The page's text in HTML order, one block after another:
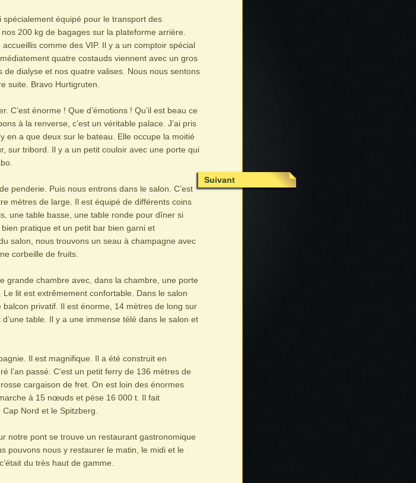
équipé pour le transport des
200 kg de bagages sur la plateforme arrière.
comme des VIP. Il y a un comptoir spécial
quatre costauds viennent avec un gros
dialyse et nos quatre valises. Nous nous sentons
suite. Bravo Hurtigruten.
C’est énorme ! Que d’émotions ! Qu’il est beau ce
à la renverse, c’est un véritable palace. J’ai pris
en a que deux sur le bateau. Elle occupe la moitié
sur tribord. Il y a un petit couloir avec une porte qui
penderie. Puis nous entrons dans le salon. C’est
mètres de large. Il est équipé de différents coins
une table basse, une table ronde pour dîner si
pratique et un petit bar bien garni et
salon, nous trouvons un seau à champagne avec
corbeille de fruits.
grande chambre avec, dans la chambre, une porte
lit est extrêmement confortable. Dans le salon
privatif. Il est énorme, 14 mètres de long sur
table. Il y a une immense télé dans le salon et
Il est magnifique. Il a été construit en
l’an passé. C’est un petit ferry de 136 mètres de
cargaison de fret. On est loin des énormes
à 15 nœuds et pèse 16 000 t. Il fait
Nord et le Spitzberg.
notre pont se trouve un restaurant gastronomique
pouvons nous y restaurer le matin, le midi et le
du très haut de gamme.
Suivant